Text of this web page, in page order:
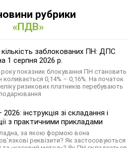
рубрики
«ПДВ»
заблокованих ПН: ДПС
1 серпня 2026 р.
показник блокування ПН становить
коливається 0,14% – 0,16%. На початок
ризикових платників перебувають
інструкція зі складання і
з практичними прикладами
за якою формою вона
реквізити? Як застосовуються